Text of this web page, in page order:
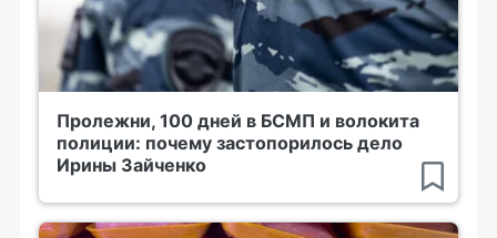
Пролежни, 100 дней в БСМП и волокита
полиции: почему застопорилось дело
Ирины Зайченко